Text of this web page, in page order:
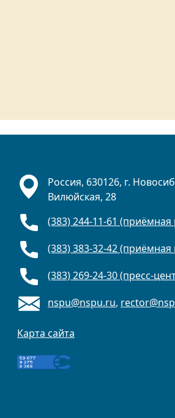
Россия, 630126, г.
Вилюйская, 28
(383) 244-11-61 (приёмная
(383) 383-32-42 (приёмная
(383) 269-24-30 (пресс-
nspu@nspu.ru,
Карта сайта